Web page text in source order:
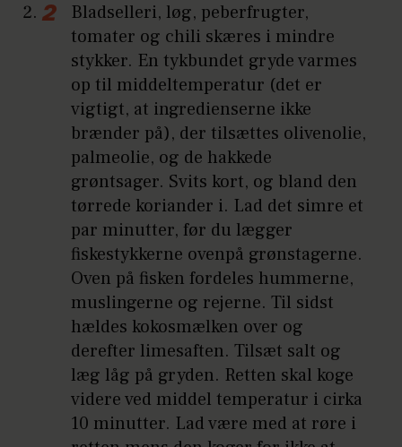
Bladselleri, løg, peberfrugter,
tomater og chili skæres i mindre
stykker. En tykbundet gryde varmes
op til middeltemperatur (det er
vigtigt, at ingredienserne ikke
brænder på), der tilsættes olivenolie,
palmeolie, og de hakkede
grøntsager. Svits kort, og bland den
tørrede koriander i. Lad det simre et
par minutter, før du lægger
fiskestykkerne ovenpå grønstagerne.
Oven på fisken fordeles hummerne,
muslingerne og rejerne. Til sidst
hældes kokosmælken over og
derefter limesaften. Tilsæt salt og
læg låg på gryden. Retten skal koge
videre ved middel temperatur i cirka
10 minutter. Lad være med at røre i